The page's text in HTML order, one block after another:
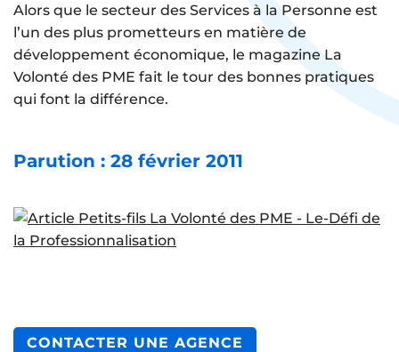
Alors que le secteur des Services à la Personne est
l’un des plus prometteurs en matière de
développement économique, le magazine La
Volonté des PME fait le tour des bonnes pratiques
qui font la différence.
Parution : 28 février 2011
CONTACTER UNE AGENCE